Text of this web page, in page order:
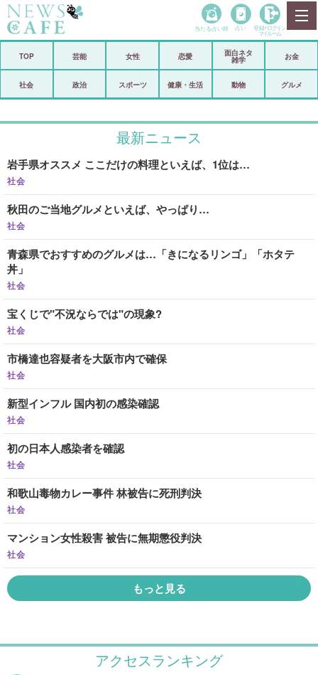
政治
スポーツ
恋愛 ビックリ
コメントポスト アリ／ナシ
当たる占い師 占い 登録• ログイン
マイルーム
TOP 芸能 女性 恋愛
面白ネタ
雑学
お金
社会 政治 スポーツ 健康・生活 動物 グルメ
最新ニュース
岩手県オススメ ここだけの料理といえば、1位は…
社会
秋田のご当地グルメといえば、やっぱり…
社会
青森県でおすすめのグルメは…「きになるリンゴ」「ホタテ
丼」
社会
宝くじで"不況ならでは"の現象?
社会
市橋達也容疑者を大阪市内で確保
社会
新型インフル 国内初の感染確認
社会
初の日本人感染者を確認
社会
和歌山毒物カレー事件 林被告に死刑判決
社会
マンション女性殺害 被告に無期懲役判決
社会
もっと見る
アクセスランキング